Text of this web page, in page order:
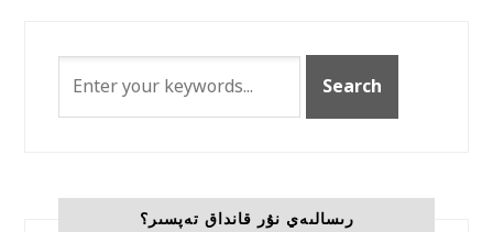
رىسالىەي نۇر قانداق تەپسىر؟